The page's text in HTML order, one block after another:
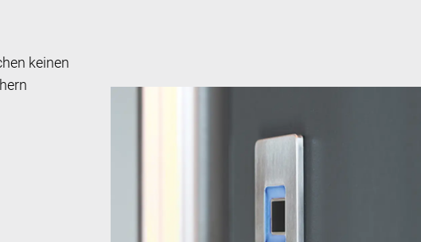
keinen